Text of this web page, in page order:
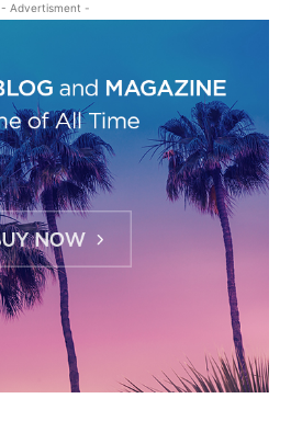
- Advertisment -